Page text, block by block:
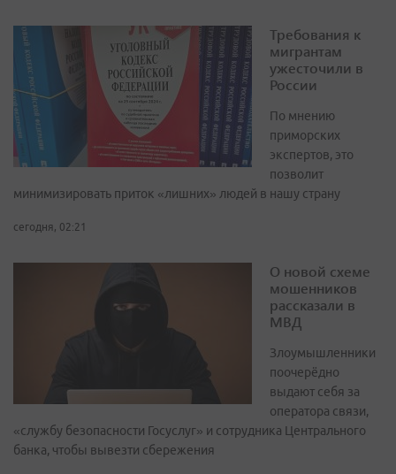
Требования к
мигрантам
ужесточили в
России
По мнению
приморских
экспертов, это
позволит
минимизировать приток «лишних» людей в нашу страну
сегодня, 02:21
О новой схеме
мошенников
рассказали в
МВД
Злоумышленники
поочерёдно
выдают себя за
оператора связи,
«службу безопасности Госуслуг» и сотрудника Центрального
банка, чтобы вывезти сбережения